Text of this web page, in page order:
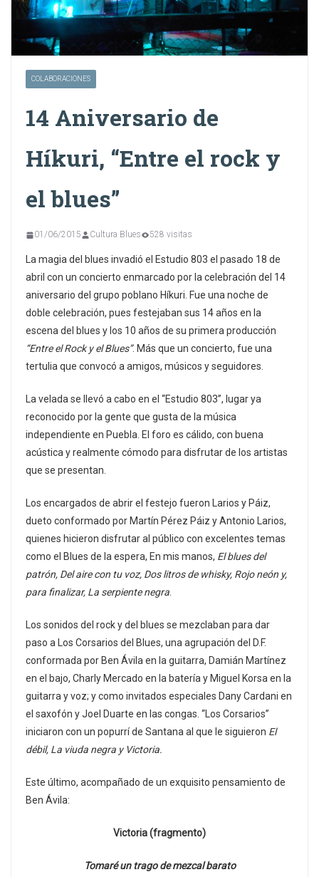
COLABORACIONES
14 Aniversario de
Híkuri, “Entre el rock y
el blues”
01/06/2015 Cultura Blues 528 visitas
La magia del blues invadió el Estudio 803 el pasado 18 de
abril con un concierto enmarcado por la celebración del 14
aniversario del grupo poblano Híkuri. Fue una noche de
doble celebración, pues festejaban sus 14 años en la
escena del blues y los 10 años de su primera producción
“Entre el Rock y el Blues”. Más que un concierto, fue una
tertulia que convocó a amigos, músicos y seguidores.
La velada se llevó a cabo en el “Estudio 803”, lugar ya
reconocido por la gente que gusta de la música
independiente en Puebla. El foro es cálido, con buena
acústica y realmente cómodo para disfrutar de los artistas
que se presentan.
Los encargados de abrir el festejo fueron Larios y Páiz,
dueto conformado por Martín Pérez Páiz y Antonio Larios,
quienes hicieron disfrutar al público con excelentes temas
como el Blues de la espera, En mis manos, El blues del
patrón, Del aire con tu voz, Dos litros de whisky, Rojo neón y,
para finalizar, La serpiente negra
Los sonidos del rock y del blues se mezclaban para dar
paso a Los Corsarios del Blues, una agrupación del D.F.
conformada por Ben Ávila en la guitarra, Damián Martínez
en el bajo, Charly Mercado en la batería y Miguel Korsa en la
guitarra y voz; y como invitados especiales Dany Cardani en
el saxofón y Joel Duarte en las congas. “Los Corsarios”
iniciaron con un popurrí de Santana al que le siguieron El
débil, La viuda negra y Victoria.
Este último, acompañado de un exquisito pensamiento de
Ben Ávila:
Victoria (fragmento)
Tomaré un trago de mezcal barato